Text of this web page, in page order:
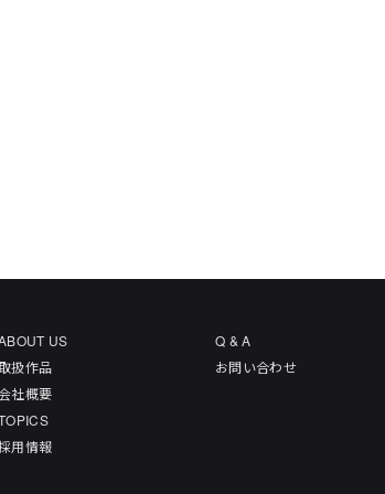
US
扱作品
社概要
用情報
Q & A
お問い合わせ